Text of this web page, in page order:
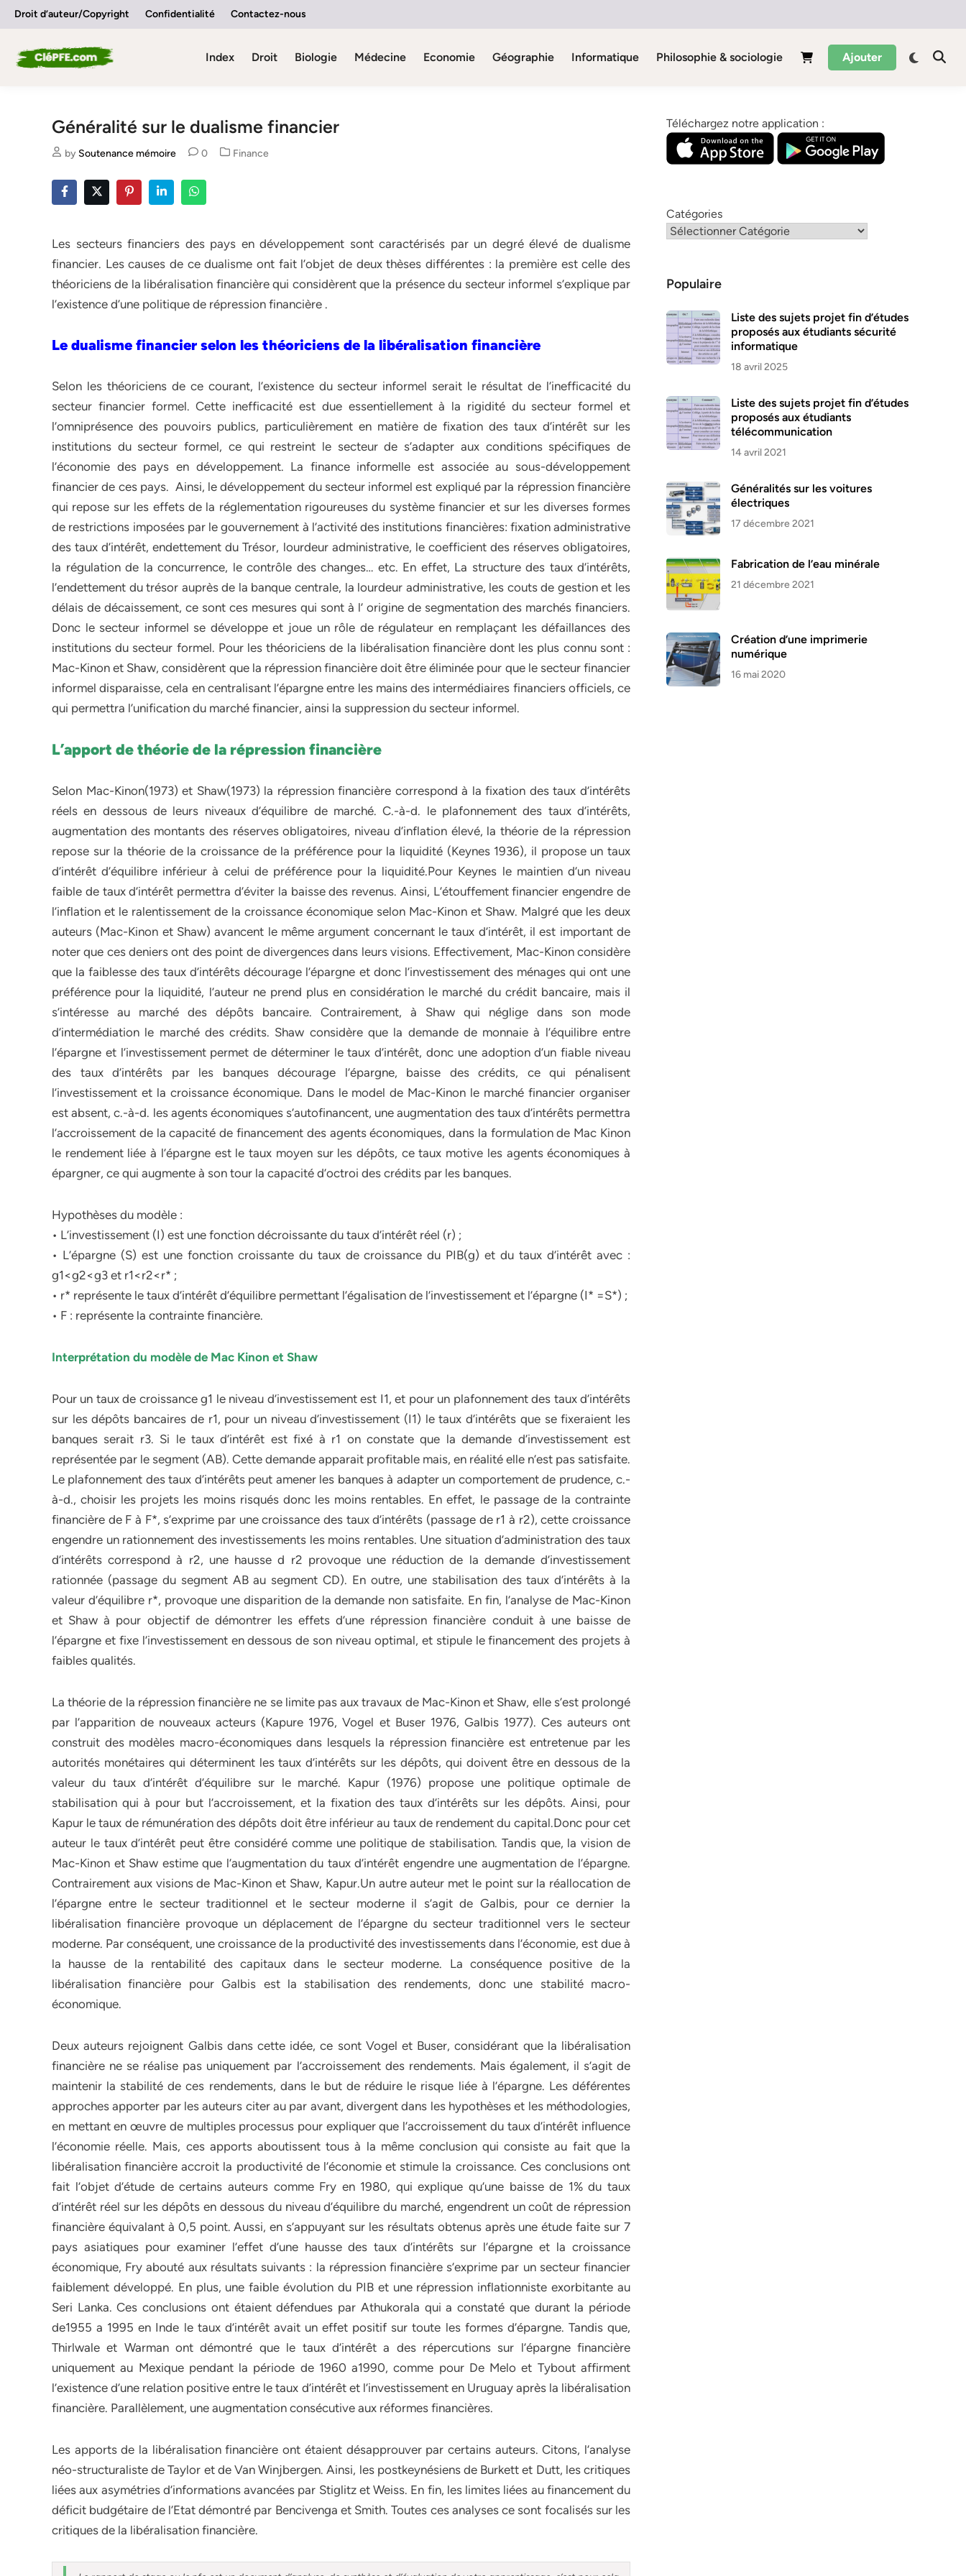
SkipDroit d’auteur/Copyright Confidentialité Contactez-nous
Index Droit Biologie Médecine Economie Géographie Informatique Philosophie & sociologie Ajouter
Généralité sur le dualisme financier
by Soutenance mémoire 0
Posted
Finance
Les secteurs financiers des pays en développement sont caractérisés par un degré élevé de dualisme
financier. Les causes de ce dualisme ont fait l’objet de deux thèses différentes : la première est celle des
théoriciens de la libéralisation financière qui considèrent que la présence du secteur informel s’explique par
l’existence d’une politique de répression financière .
Le dualisme financier selon les théoriciens de la libéralisation financière
Selon les théoriciens de ce courant, l’existence du secteur informel serait le résultat de l’inefficacité du
secteur financier formel. Cette inefficacité est due essentiellement à la rigidité du secteur formel et
l’omniprésence des pouvoirs publics, particulièrement en matière de fixation des taux d’intérêt sur les
institutions du secteur formel, ce qui restreint le secteur de s’adapter aux conditions spécifiques de
l’économie des pays en développement. La finance informelle est associée au sous-développement
financier de ces pays. Ainsi, le développement du secteur informel est expliqué par la répression financière
qui repose sur les effets de la réglementation rigoureuses du système financier et sur les diverses formes
de restrictions imposées par le gouvernement à l’activité des institutions financières: fixation administrative
des taux d’intérêt, endettement du Trésor, lourdeur administrative, le coefficient des réserves obligatoires,
la régulation de la concurrence, le contrôle des changes… etc. En effet, La structure des taux d’intérêts,
l’endettement du trésor auprès de la banque centrale, la lourdeur administrative, les couts de gestion et les
délais de décaissement, ce sont ces mesures qui sont à l’ origine de segmentation des marchés financiers.
Donc le secteur informel se développe et joue un rôle de régulateur en remplaçant les défaillances des
institutions du secteur formel. Pour les théoriciens de la libéralisation financière dont les plus connu sont :
Mac-Kinon et Shaw, considèrent que la répression financière doit être éliminée pour que le secteur financier
informel disparaisse, cela en centralisant l’épargne entre les mains des intermédiaires financiers officiels, ce
qui permettra l’unification du marché financier, ainsi la suppression du secteur informel.
L’apport de théorie de la répression financière
Selon Mac-Kinon(1973) et Shaw(1973) la répression financière correspond à la fixation des taux d’intérêts
réels en dessous de leurs niveaux d’équilibre de marché. C.-à-d. le plafonnement des taux d’intérêts,
augmentation des montants des réserves obligatoires, niveau d’inflation élevé, la théorie de la répression
repose sur la théorie de la croissance de la préférence pour la liquidité (Keynes 1936), il propose un taux
d’intérêt d’équilibre inférieur à celui de préférence pour la liquidité.Pour Keynes le maintien d’un niveau
faible de taux d’intérêt permettra d’éviter la baisse des revenus. Ainsi, L’étouffement financier engendre de
l’inflation et le ralentissement de la croissance économique selon Mac-Kinon et Shaw. Malgré que les deux
auteurs (Mac-Kinon et Shaw) avancent le même argument concernant le taux d’intérêt, il est important de
noter que ces deniers ont des point de divergences dans leurs visions. Effectivement, Mac-Kinon considère
que la faiblesse des taux d’intérêts décourage l’épargne et donc l’investissement des ménages qui ont une
préférence pour la liquidité, l’auteur ne prend plus en considération le marché du crédit bancaire, mais il
s’intéresse au marché des dépôts bancaire. Contrairement, à Shaw qui néglige dans son mode
d’intermédiation le marché des crédits. Shaw considère que la demande de monnaie à l’équilibre entre
l’épargne et l’investissement permet de déterminer le taux d’intérêt, donc une adoption d’un fiable niveau
des taux d’intérêts par les banques décourage l’épargne, baisse des crédits, ce qui pénalisent
l’investissement et la croissance économique. Dans le model de Mac-Kinon le marché financier organiser
est absent, c.-à-d. les agents économiques s’autofinancent, une augmentation des taux d’intérêts permettra
l’accroissement de la capacité de financement des agents économiques, dans la formulation de Mac Kinon
le rendement liée à l’épargne est le taux moyen sur les dépôts, ce taux motive les agents économiques à
épargner, ce qui augmente à son tour la capacité d’octroi des crédits par les banques.
Hypothèses du modèle :
• L’investissement (I) est une fonction décroissante du taux d’intérêt réel (r) ;
• L’épargne (S) est une fonction croissante du taux de croissance du PIB(g) et du taux d’intérêt avec :
g1<g2<g3 et r1<r2<r* ;
• r* représente le taux d’intérêt d’équilibre permettant l’égalisation de l’investissement et l’épargne (I* =S*) ;
• F : représente la contrainte financière.
Interprétation du modèle de Mac Kinon et Shaw
Pour un taux de croissance g1 le niveau d’investissement est I1, et pour un plafonnement des taux d’intérêts
sur les dépôts bancaires de r1, pour un niveau d’investissement (I1) le taux d’intérêts que se fixeraient les
banques serait r3. Si le taux d’intérêt est fixé à r1 on constate que la demande d’investissement est
représentée par le segment (AB). Cette demande apparait profitable mais, en réalité elle n’est pas satisfaite.
Le plafonnement des taux d’intérêts peut amener les banques à adapter un comportement de prudence, c.-
à-d., choisir les projets les moins risqués donc les moins rentables. En effet, le passage de la contrainte
financière de F à F*, s’exprime par une croissance des taux d’intérêts (passage de r1 à r2), cette croissance
engendre un rationnement des investissements les moins rentables. Une situation d’administration des taux
d’intérêts correspond à r2, une hausse d r2 provoque une réduction de la demande d’investissement
rationnée (passage du segment AB au segment CD). En outre, une stabilisation des taux d’intérêts à la
valeur d’équilibre r*, provoque une disparition de la demande non satisfaite. En fin, l’analyse de Mac-Kinon
et Shaw à pour objectif de démontrer les effets d’une répression financière conduit à une baisse de
l’épargne et fixe l’investissement en dessous de son niveau optimal, et stipule le financement des projets à
faibles qualités.
La théorie de la répression financière ne se limite pas aux travaux de Mac-Kinon et Shaw, elle s’est prolongé
par l’apparition de nouveaux acteurs (Kapure 1976, Vogel et Buser 1976, Galbis 1977). Ces auteurs ont
construit des modèles macro-économiques dans lesquels la répression financière est entretenue par les
autorités monétaires qui déterminent les taux d’intérêts sur les dépôts, qui doivent être en dessous de la
valeur du taux d’intérêt d’équilibre sur le marché. Kapur (1976) propose une politique optimale de
stabilisation qui à pour but l’accroissement, et la fixation des taux d’intérêts sur les dépôts. Ainsi, pour
Kapur le taux de rémunération des dépôts doit être inférieur au taux de rendement du capital.Donc pour cet
auteur le taux d’intérêt peut être considéré comme une politique de stabilisation. Tandis que, la vision de
Mac-Kinon et Shaw estime que l’augmentation du taux d’intérêt engendre une augmentation de l’épargne.
Contrairement aux visions de Mac-Kinon et Shaw, Kapur.Un autre auteur met le point sur la réallocation de
l’épargne entre le secteur traditionnel et le secteur moderne il s’agit de Galbis, pour ce dernier la
libéralisation financière provoque un déplacement de l’épargne du secteur traditionnel vers le secteur
moderne. Par conséquent, une croissance de la productivité des investissements dans l’économie, est due à
la hausse de la rentabilité des capitaux dans le secteur moderne. La conséquence positive de la
libéralisation financière pour Galbis est la stabilisation des rendements, donc une stabilité macro-
économique.
Deux auteurs rejoignent Galbis dans cette idée, ce sont Vogel et Buser, considérant que la libéralisation
financière ne se réalise pas uniquement par l’accroissement des rendements. Mais également, il s’agit de
maintenir la stabilité de ces rendements, dans le but de réduire le risque liée à l’épargne. Les déférentes
approches apporter par les auteurs citer au par avant, divergent dans les hypothèses et les méthodologies,
en mettant en œuvre de multiples processus pour expliquer que l’accroissement du taux d’intérêt influence
l’économie réelle. Mais, ces apports aboutissent tous à la même conclusion qui consiste au fait que la
libéralisation financière accroit la productivité de l’économie et stimule la croissance. Ces conclusions ont
fait l’objet d’étude de certains auteurs comme Fry en 1980, qui explique qu’une baisse de 1% du taux
d’intérêt réel sur les dépôts en dessous du niveau d’équilibre du marché, engendrent un coût de répression
financière équivalant à 0,5 point. Aussi, en s’appuyant sur les résultats obtenus après une étude faite sur 7
pays asiatiques pour examiner l’effet d’une hausse des taux d’intérêts sur l’épargne et la croissance
économique, Fry abouté aux résultats suivants : la répression financière s’exprime par un secteur financier
faiblement développé. En plus, une faible évolution du PIB et une répression inflationniste exorbitante au
Seri Lanka. Ces conclusions ont étaient défendues par Athukorala qui a constaté que durant la période
de1955 a 1995 en Inde le taux d’intérêt avait un effet positif sur toute les formes d’épargne. Tandis que,
Thirlwale et Warman ont démontré que le taux d’intérêt a des répercutions sur l’épargne financière
uniquement au Mexique pendant la période de 1960 a1990, comme pour De Melo et Tybout affirment
l’existence d’une relation positive entre le taux d’intérêt et l’investissement en Uruguay après la libéralisation
financière. Parallèlement, une augmentation consécutive aux réformes financières.
Les apports de la libéralisation financière ont étaient désapprouver par certains auteurs. Citons, l’analyse
néo-structuraliste de Taylor et de Van Winjbergen. Ainsi, les postkeynésiens de Burkett et Dutt, les critiques
liées aux asymétries d’informations avancées par Stiglitz et Weiss. En fin, les limites liées au financement du
déficit budgétaire de l’Etat démontré par Bencivenga et Smith. Toutes ces analyses ce sont focalisés sur les
critiques de la libéralisation financière.
Téléchargez notre application :
Catégories
Populaire
Liste des sujets projet fin d’études
proposés aux étudiants sécurité
informatique
18 avril 2025
Liste des sujets projet fin d’études
proposés aux étudiants
télécommunication
14 avril 2021
Généralités sur les voitures
électriques
17 décembre 2021
Fabrication de l’eau minérale
21 décembre 2021
Création d’une imprimerie
numérique
16 mai 2020